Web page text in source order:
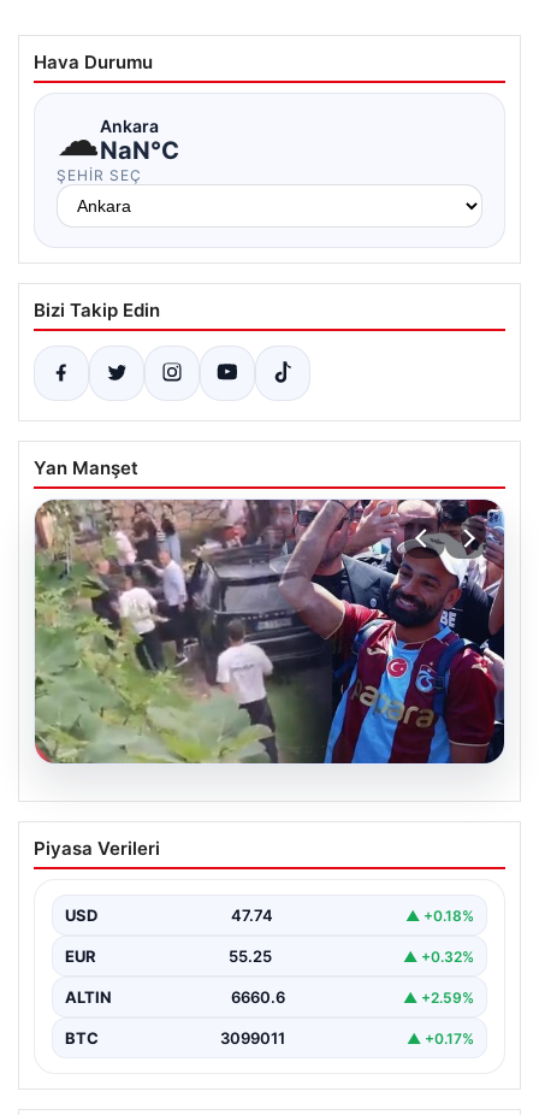
Hava Durumu
☁Ankara
NaN°C
ŞEHIR SEÇ
Bizi Takip Edin
Yan Manşet
07.08.2026
Trabzonlu Teyzenin Mohamed Salah’a
Yönelik Sıcak Yaklaşımı Gülümsetti
Salah, bir reklam filmi çekimi için Trabzon'un Araklı…
Piyasa Verileri
USD 47.74 ▲ +0.18%
EUR 55.25 ▲ +0.32%
ALTIN 6660.6 ▲ +2.59%
BTC 3099011 ▲ +0.17%